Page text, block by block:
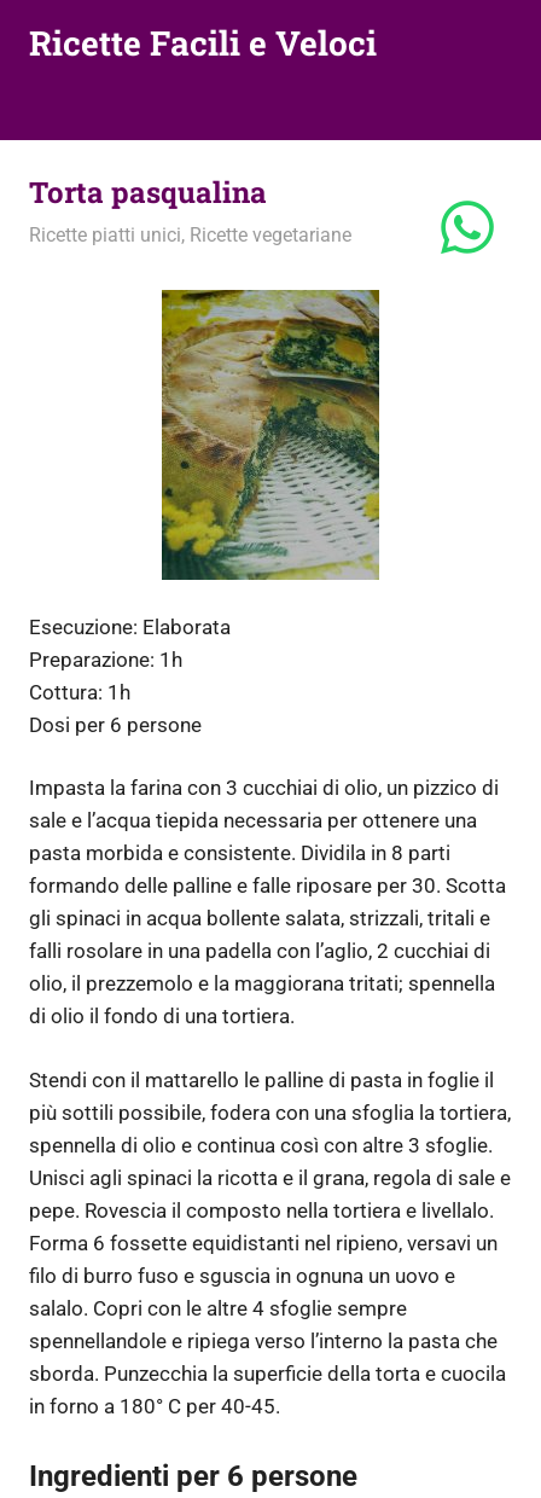
Ricette Facili e Veloci
Torta pasqualina
16 Luglio 2012
admin
Ricette piatti unici, Ricette vegetariane
Esecuzione: Elaborata
Preparazione: 1h
Cottura: 1h
Dosi per 6 persone
Impasta la farina con 3 cucchiai di olio, un pizzico di
sale e l’acqua tiepida necessaria per ottenere una
pasta morbida e consistente. Dividila in 8 parti
formando delle palline e falle riposare per 30. Scotta
gli spinaci in acqua bollente salata, strizzali, tritali e
falli rosolare in una padella con l’aglio, 2 cucchiai di
olio, il prezzemolo e la maggiorana tritati; spennella
di olio il fondo di una tortiera.
Stendi con il mattarello le palline di pasta in foglie il
più sottili possibile, fodera con una sfoglia la tortiera,
spennella di olio e continua così con altre 3 sfoglie.
Unisci agli spinaci la ricotta e il grana, regola di sale e
pepe. Rovescia il composto nella tortiera e livellalo.
Forma 6 fossette equidistanti nel ripieno, versavi un
filo di burro fuso e sguscia in ognuna un uovo e
salalo. Copri con le altre 4 sfoglie sempre
spennellandole e ripiega verso l’interno la pasta che
sborda. Punzecchia la superficie della torta e cuocila
in forno a 180° C per 40-45.
Ingredienti per 6 persone